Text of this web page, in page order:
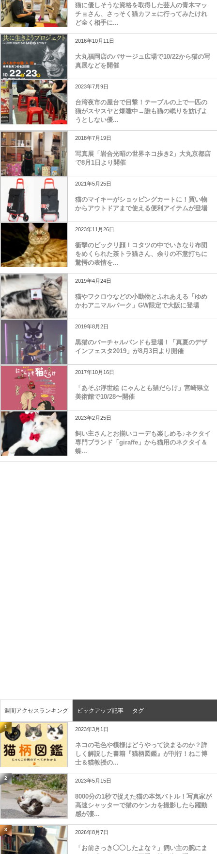
猫に優しそうな資格を取得した芸人の青木マッ
チョさん、さっそく猫カフェに行ってみたけれ
ど全く相手に...
2016年10月11日
大丸福岡店のパサージュ広場で10/22から猫の写
真展などを開催
2023年7月9日
台湾夜市の屋台で目撃！テーブルの上で一匹の
猫がスヤスヤと爆睡中→誰も猫の眠りを妨げよ
うとしない優...
2018年7月19日
写真展「岩合光昭の世界ネコ歩き2」大丸京都店
で8月1日より開催
2021年5月25日
猫のマイキーがショッピングカートに！買い物
からアウトドアまで使える便利アイテムが登場
2023年11月26日
衝撃のビックリ顔！コタツの中でいきなり布団
をめくられた茶トラ猫さん、余りの不意打ちに
驚愕の表情を...
2019年4月24日
猫やフクロウなどの小動物とふれあえる「ゆめ
かわアニマルパーク」GW限定で大阪に登場
2019年8月2日
黒猫のバーチャルバンドも登場！「真夏のデザ
インフェスタ2019」が8月3日より開催
2017年10月16日
「あそぶ浮世絵 にゃんとも猫だらけ」宮崎県立
美術館で10/28〜開催
2023年2月25日
飼い主さんとお揃いコーデも楽しめる♪ネクタイ
専門ブランド「giraffe」から猫用のネクタイ＆
蝶...
週間アクセスランキング ピックアップ記事 タグ
1 2023年3月1日
ネコの毛色や模様はどうやって決まるのか？詳
しく解説した書籍『猫柄図鑑』が刊行！ねこ博
士＆猫教授の...
2 2023年5月15日
8000分の1秒で捉えた猫の本気バトル！写真家が
高速シャッターで猫のケンカを撮影したら躍動
感が凄...
3 2026年8月7日
「お前さっき◯◯したよな？」飼い主の腕にま